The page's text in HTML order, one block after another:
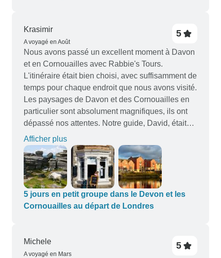
Krasimir
A voyagé en Août
5
Nous avons passé un excellent moment à Davon
et en Cornouailles avec Rabbie's Tours.
L'itinéraire était bien choisi, avec suffisamment de
temps pour chaque endroit que nous avons visité.
Les paysages de Davon et des Cornouailles en
particulier sont absolument magnifiques, ils ont
dépassé nos attentes. Notre guide, David, était
gentil, plein de connaissances et drôle, il nous a
permis de nous sentir détendus et bienvenus.
Mon coup de cœur : la côte atlantique des
Cornouailles et plus particulièrement Saint Ives.
Afficher plus
5 jours en petit groupe dans le Devon et les
Cornouailles au départ de Londres
Michele
A voyagé en Mars
5